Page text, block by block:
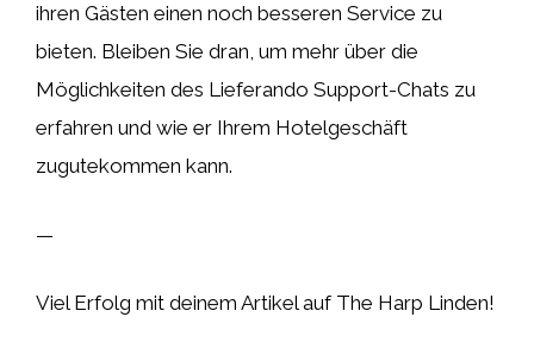
ihren Gästen einen noch besseren Service zu
bieten. Bleiben Sie dran, um mehr über die
Möglichkeiten des Lieferando Support-Chats zu
erfahren und wie er Ihrem Hotelgeschäft
zugutekommen kann.
—
Viel Erfolg mit deinem Artikel auf The Harp Linden!